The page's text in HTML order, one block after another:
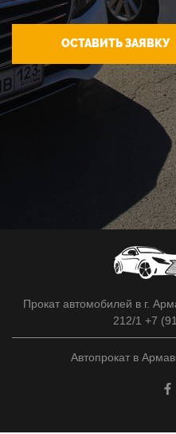
ОСТАВИТЬ ЗАЯВКУ
Прокат автомобилей в г.
212/1 +7
Автопрокат в